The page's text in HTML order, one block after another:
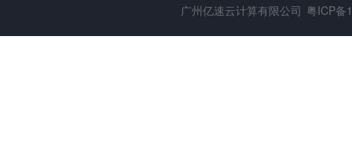
广州亿速云计算有限公司 粤ICP备